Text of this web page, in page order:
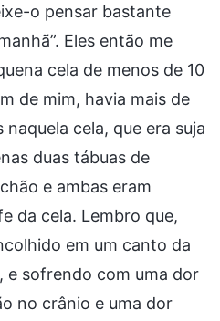
o pensar bastante
Eles então me
cela de menos de 10
de mim, havia mais de
cela, que era suja
duas tábuas de
e ambas eram
da cela. Lembro que,
em um canto da
e sofrendo com uma dor
no crânio e uma dor